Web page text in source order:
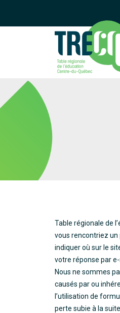
Table régionale de
vous rencontriez un
indiquer où sur le
votre réponse par e-
Nous ne sommes
causés par ou
l’utilisation de
perte subie à la